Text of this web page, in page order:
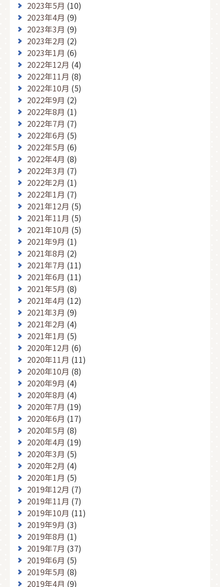
2023年5月 (10)
2023年4月 (9)
2023年3月 (9)
2023年2月 (2)
2023年1月 (6)
2022年12月 (4)
2022年11月 (8)
2022年10月 (5)
2022年9月 (2)
2022年8月 (1)
2022年7月 (7)
2022年6月 (5)
2022年5月 (6)
2022年4月 (8)
2022年3月 (7)
2022年2月 (1)
2022年1月 (7)
2021年12月 (5)
2021年11月 (5)
2021年10月 (5)
2021年9月 (1)
2021年8月 (2)
2021年7月 (11)
2021年6月 (11)
2021年5月 (8)
2021年4月 (12)
2021年3月 (9)
2021年2月 (4)
2021年1月 (5)
2020年12月 (6)
2020年11月 (11)
2020年10月 (8)
2020年9月 (4)
2020年8月 (4)
2020年7月 (19)
2020年6月 (17)
2020年5月 (8)
2020年4月 (19)
2020年3月 (5)
2020年2月 (4)
2020年1月 (5)
2019年12月 (7)
2019年11月 (7)
2019年10月 (11)
2019年9月 (3)
2019年8月 (1)
2019年7月 (37)
2019年6月 (5)
2019年5月 (8)
2019年4月 (9)